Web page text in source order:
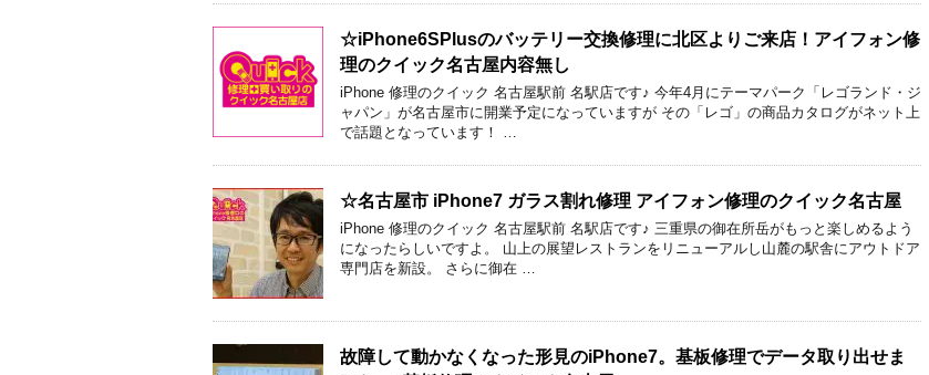
☆iPhone6SPlusのバッテリー交換修理に北区よりご来店！アイフォン修
理のクイック名古屋内容無し
iPhone 修理のクイック 名古屋駅前 名駅店です♪ 今年4月にテーマパーク「レゴランド・ジ
ャパン」が名古屋市に開業予定になっていますが その「レゴ」の商品カタログがネット上
で話題となっています！ …
☆名古屋市 iPhone7 ガラス割れ修理 アイフォン修理のクイック名古屋
iPhone 修理のクイック 名古屋駅前 名駅店です♪ 三重県の御在所岳がもっと楽しめるよう
になったらしいですよ。 山上の展望レストランをリニューアルし山麓の駅舎にアウトドア
専門店を新設。 さらに御在 …
故障して動かなくなった形見のiPhone7。基板修理でデータ取り出せま